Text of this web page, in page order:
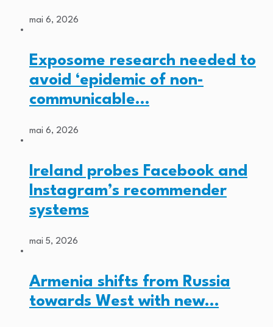
mai 6, 2026
Exposome research needed to
avoid ‘epidemic of non-
communicable…
mai 6, 2026
Ireland probes Facebook and
Instagram’s recommender
systems
mai 5, 2026
Armenia shifts from Russia
towards West with new…